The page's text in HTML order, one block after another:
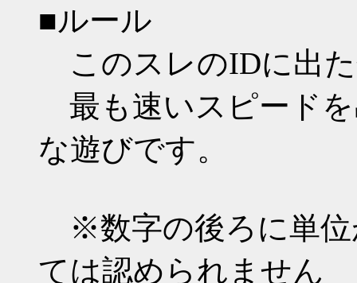
■ルール
このスレのIDに出
最も速いスピード
な遊びです。
※数字の後ろに単位
ては認められません